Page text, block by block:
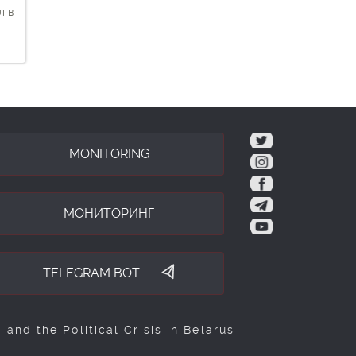
в
tw
ig
fb
tg
yt
MONITORING
МОНИТОРИНГ
TELEGRAM BOT
and the Political Crisis in Belarus